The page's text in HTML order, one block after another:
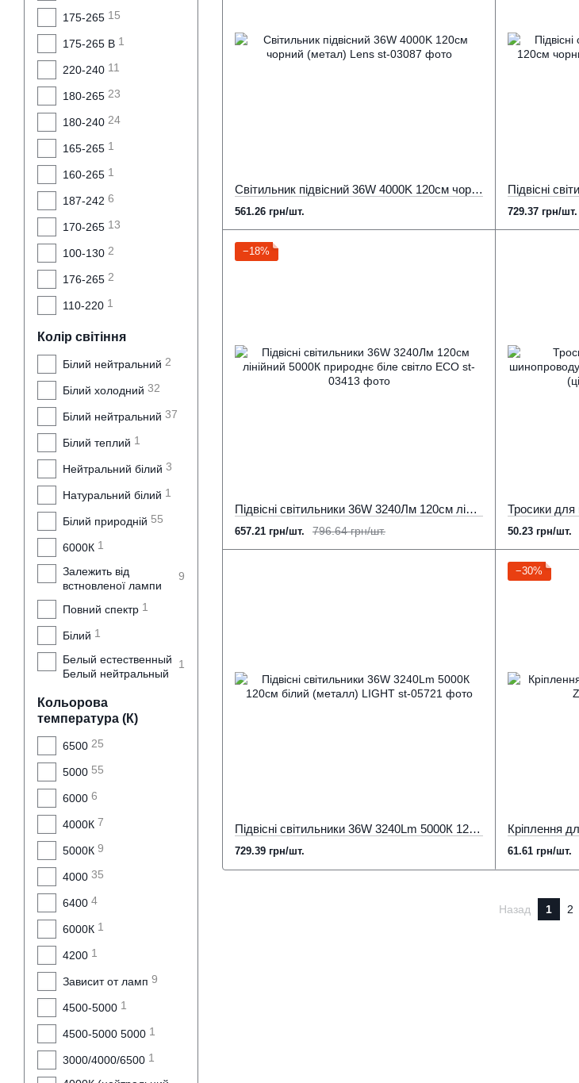
Світильник підвісний 36W 4000K 120см чорний (метал) Lens
561.26 грн/шт. 729.37 грн/шт.
−18%
Підвісні світильники 36W 3240Лм 120см лінійний 5000К природнє біле світло ECO
796.64 грн/шт.
657.21 грн/шт. 50.23 грн/шт.
Підвісні світильники 36W 3240Lm 5000К 120см білий (металл) LIGHT
729.39 грн/шт.
−30%
61.61 грн/шт.
Назад 1 2
175-265 15
175-265 В 1
220-240 11
180-265 23
180-240 24
165-265 1
160-265 1
187-242 6
170-265 13
100-130 2
176-265 2
110-220 1
Колір світіння
Білий нейтральний 2
Білий холодний 32
Білий нейтральний 37
Білий теплий 1
Нейтральний білий 3
Натуральний білий 1
Білий природній 55
6000К 1
Залежить від
встновленої лампи
9
Повний спектр 1
Білий 1
Белый естественный
Белый нейтральный
1
Кольорова
температура (К)
6500 25
5000 55
6000 6
4000К 7
5000К 9
4000 35
6400 4
6000К 1
4200 1
Зависит от ламп 9
4500-5000 1
4500-5000 5000 1
3000/4000/6500 1